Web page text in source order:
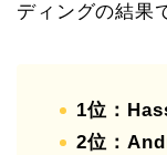
ディングの結果
1位：
2位：